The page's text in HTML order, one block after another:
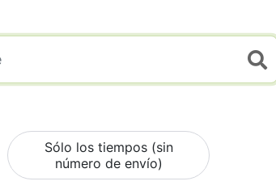
Sólo los tiempos (sin
número de envío)